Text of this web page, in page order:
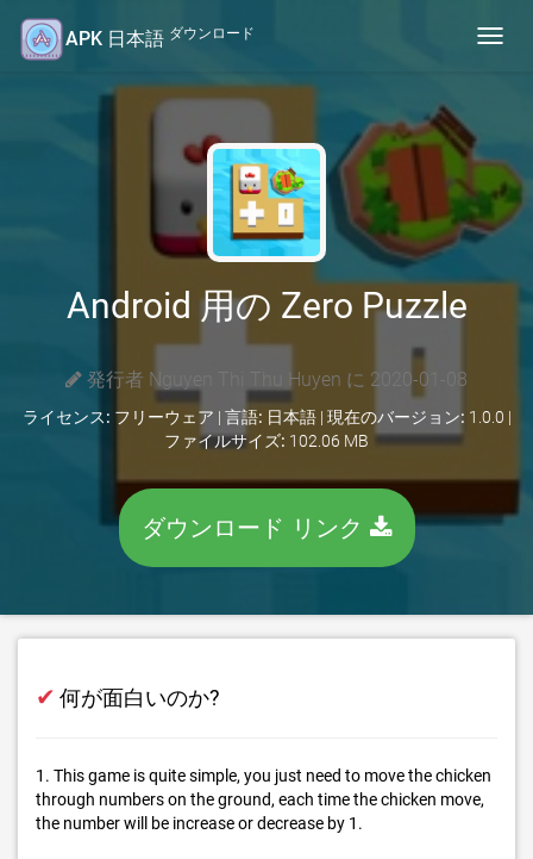
APK 日本語 ダウンロード
Android 用の Zero Puzzle
発行者 Nguyen Thi Thu Huyen に 2020-01-08
ライセンス: フリーウェア | 言語: 日本語 | 現在のバージョン: 1.0.0 |
ファイルサイズ: 102.06 MB
ダウンロード リンク
✔ 何が面白いのか?
1. This game is quite simple, you just need to move the chicken
through numbers on the ground, each time the chicken move,
the number will be increase or decrease by 1.